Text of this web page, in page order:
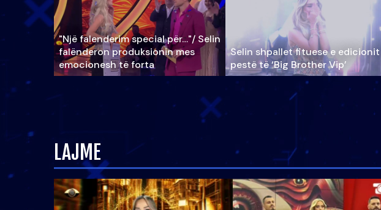
"Një falenderim special për…"/ Selin
falënderon produksionin mes
emocionesh të forta
Selin shpallet fituese e
pestë të ‘Big Brother Vip’
LAJME